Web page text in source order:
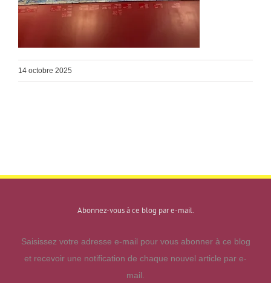
14 octobre 2025
Abonnez-vous à ce blog par e-mail.
Saisissez votre adresse e-mail pour vous abonner à ce blog
et recevoir une notification de chaque nouvel article par e-
mail.